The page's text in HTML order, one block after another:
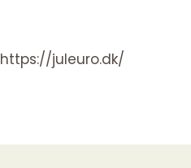
https://juleuro.dk/